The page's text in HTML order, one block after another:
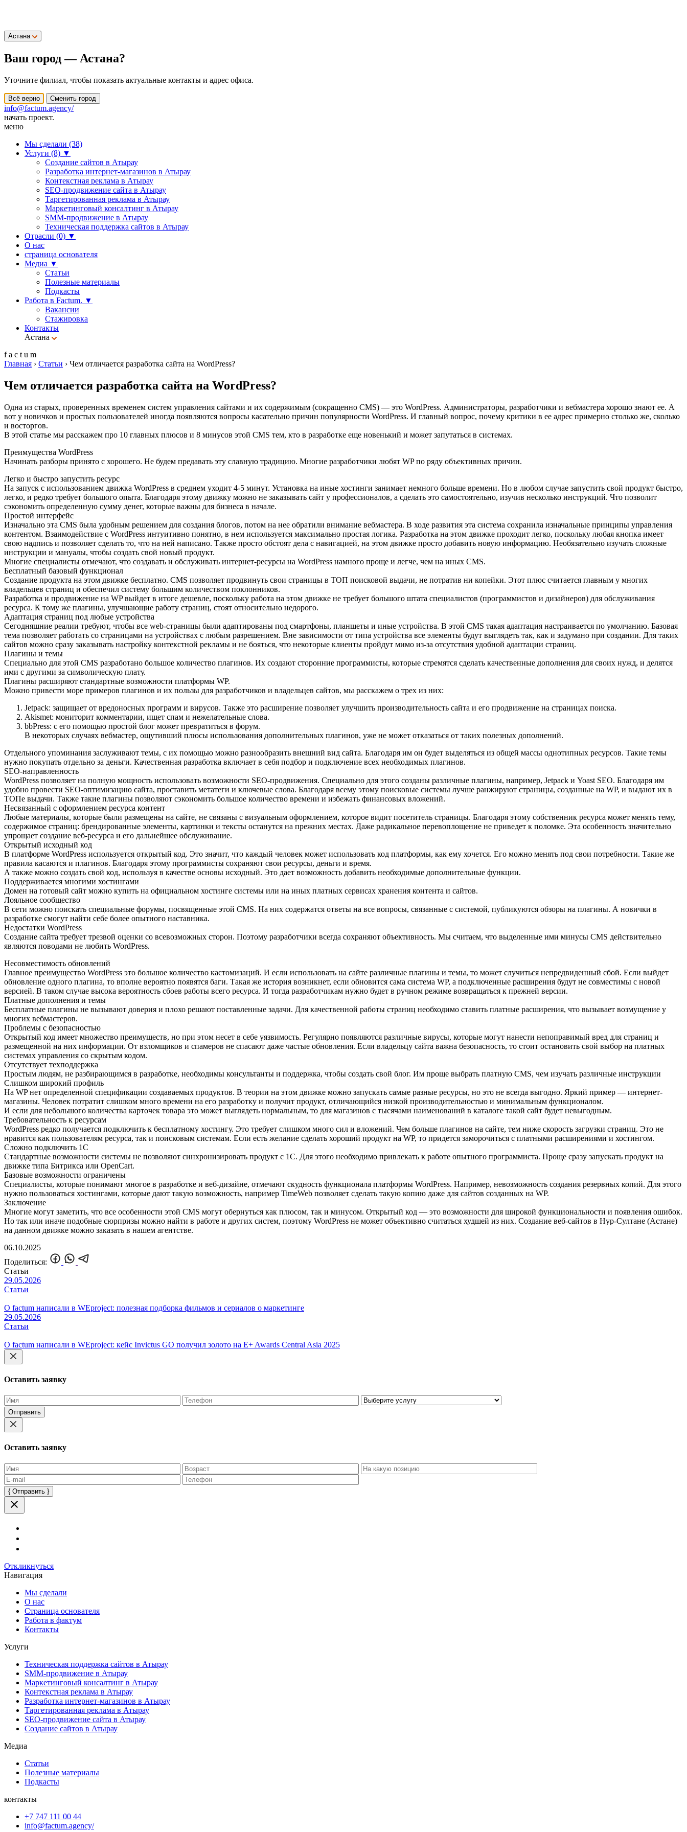
Астана
Ваш город — Астана?
Уточните филиал, чтобы показать актуальные контакты и адрес офиса.
Всё верно Сменить город
info@factum.agency/
начать проект.
меню
Мы сделали (38)
Услуги (8) ▼
Создание сайтов в Атырау
Разработка интернет-магазинов в Атырау
Контекстная реклама в Атырау
SEO-продвижение сайта в Атырау
Таргетированная реклама в Атырау
Маркетинговый консалтинг в Атырау
SMM-продвижение в Атырау
Техническая поддержка сайтов в Атырау
Отрасли (0) ▼
О нас
страница основателя
Медиа ▼
Статьи
Полезные материалы
Подкасты
Работа в Factum. ▼
Вакансии
Стажировка
Контакты
Астана
f a c t u m
Главная › Статьи › Чем отличается разработка сайта на WordPress?
Чем отличается разработка сайта на WordPress?
Одна из старых, проверенных временем систем управления сайтами и их содержимым (сокращенно CMS) — это WordPress. Администраторы, разработчики и вебмастера хорошо знают ее. А
вот у новичков и простых пользователей иногда появляются вопросы касательно причин популярности WordPress. И главный вопрос, почему критики в ее адрес примерно столько же, сколько
и восторгов.
В этой статье мы расскажем про 10 главных плюсов и 8 минусов этой CMS тем, кто в разработке еще новенький и может запутаться в системах.
Преимущества WordPress
Начинать разборы принято с хорошего. Не будем предавать эту славную традицию. Многие разработчики любят WP по ряду объективных причин.
Легко и быстро запустить ресурс
На запуск с использованием движка WordPress в среднем уходит 4-5 минут. Установка на иные хостинги занимает немного больше времени. Но в любом случае запустить свой продукт быстро,
легко, и редко требует большого опыта. Благодаря этому движку можно не заказывать сайт у профессионалов, а сделать это самостоятельно, изучив несколько инструкций. Что позволит
сэкономить определенную сумму денег, которые важны для бизнеса в начале.
Простой интерфейс
Изначально эта CMS была удобным решением для создания блогов, потом на нее обратили внимание вебмастера. В ходе развития эта система сохранила изначальные принципы управления
контентом. Взаимодействие с WordPress интуитивно понятно, в нем используется максимально простая логика. Разработка на этом движке проходит легко, поскольку любая кнопка имеет
свою надпись и позволяет сделать то, что на ней написано. Также просто обстоят дела с навигацией, на этом движке просто добавить новую информацию. Необязательно изучать сложные
инструкции и мануалы, чтобы создать свой новый продукт.
Многие специалисты отмечают, что создавать и обслуживать интернет-ресурсы на WordPress намного проще и легче, чем на иных CMS.
Бесплатный базовый функционал
Создание продукта на этом движке бесплатно. CMS позволяет продвинуть свои страницы в ТОП поисковой выдачи, не потратив ни копейки. Этот плюс считается главным у многих
владельцев страниц и обеспечил систему большим количеством поклонников.
Разработка и продвижение на WP выйдет в итоге дешевле, поскольку работа на этом движке не требует большого штата специалистов (программистов и дизайнеров) для обслуживания
ресурса. К тому же плагины, улучшающие работу страниц, стоят относительно недорого.
Адаптация страниц под любые устройства
Сегодняшние реалии требуют, чтобы все web-страницы были адаптированы под смартфоны, планшеты и иные устройства. В этой CMS такая адаптация настраивается по умолчанию. Базовая
тема позволяет работать со страницами на устройствах с любым разрешением. Вне зависимости от типа устройства все элементы будут выглядеть так, как и задумано при создании. Для таких
сайтов можно сразу заказывать настройку контекстной рекламы и не бояться, что некоторые клиенты пройдут мимо из-за отсутствия удобной адаптации страниц.
Плагины и темы
Специально для этой CMS разработано большое количество плагинов. Их создают сторонние программисты, которые стремятся сделать качественные дополнения для своих нужд, и делятся
ими с другими за символическую плату.
Плагины расширяют стандартные возможности платформы WP.
Можно привести море примеров плагинов и их пользы для разработчиков и владельцев сайтов, мы расскажем о трех из них:
Jetpack: защищает от вредоносных программ и вирусов. Также это расширение позволяет улучшить производительность сайта и его продвижение на страницах поиска.
Akismet: мониторит комментарии, ищет спам и нежелательные слова.
bbPress: с его помощью простой блог может превратиться в форум.
В некоторых случаях вебмастер, ощутивший плюсы использования дополнительных плагинов, уже не может отказаться от таких полезных дополнений.
Отдельного упоминания заслуживают темы, с их помощью можно разнообразить внешний вид сайта. Благодаря им он будет выделяться из общей массы однотипных ресурсов. Такие темы
нужно покупать отдельно за деньги. Качественная разработка включает в себя подбор и подключение всех необходимых плагинов.
SEO-направленность
WordPress позволяет на полную мощность использовать возможности SEO-продвижения. Специально для этого созданы различные плагины, например, Jetpack и Yoast SEO. Благодаря им
удобно провести SEO-оптимизацию сайта, проставить метатеги и ключевые слова. Благодаря всему этому поисковые системы лучше ранжируют страницы, созданные на WP, и выдают их в
ТОПе выдачи. Также такие плагины позволяют сэкономить большое количество времени и избежать финансовых вложений.
Несвязанный с оформлением ресурса контент
Любые материалы, которые были размещены на сайте, не связаны с визуальным оформлением, которое видит посетитель страницы. Благодаря этому собственник ресурса может менять тему,
содержимое страниц: брендированные элементы, картинки и тексты останутся на прежних местах. Даже радикальное перевоплощение не приведет к поломке. Эта особенность значительно
упрощает создание веб-ресурса и его дальнейшее обслуживание.
Открытый исходный код
В платформе WordPress используется открытый код. Это значит, что каждый человек может использовать код платформы, как ему хочется. Его можно менять под свои потребности. Такие же
правила касаются и плагинов. Благодаря этому программисты сохраняют свои ресурсы, деньги и время.
А также можно создать свой код, используя в качестве основы исходный. Это дает возможность добавить необходимые дополнительные функции.
Поддерживается многими хостингами
Домен на готовый сайт можно купить на официальном хостинге системы или на иных платных сервисах хранения контента и сайтов.
Лояльное сообщество
В сети можно поискать специальные форумы, посвященные этой CMS. На них содержатся ответы на все вопросы, связанные с системой, публикуются обзоры на плагины. А новички в
разработке смогут найти себе более опытного наставника.
Недостатки WordPress
Создание сайта требует трезвой оценки со всевозможных сторон. Поэтому разработчики всегда сохраняют объективность. Мы считаем, что выделенные ими минусы CMS действительно
являются поводами не любить WordPress.
Несовместимость обновлений
Главное преимущество WordPress это большое количество кастомизаций. И если использовать на сайте различные плагины и темы, то может случиться непредвиденный сбой. Если выйдет
обновление одного плагина, то вполне вероятно появятся баги. Такая же история возникнет, если обновится сама система WP, а подключенные расширения будут не совместимы с новой
версией. В таком случае высока вероятность сбоев работы всего ресурса. И тогда разработчикам нужно будет в ручном режиме возвращаться к прежней версии.
Платные дополнения и темы
Бесплатные плагины не вызывают доверия и плохо решают поставленные задачи. Для качественной работы страниц необходимо ставить платные расширения, что вызывает возмущение у
многих вебмастеров.
Проблемы с безопасностью
Открытый код имеет множество преимуществ, но при этом несет в себе уязвимость. Регулярно появляются различные вирусы, которые могут нанести непоправимый вред для страниц и
размещенной на них информации. От взломщиков и спамеров не спасают даже частые обновления. Если владельцу сайта важна безопасность, то стоит остановить свой выбор на платных
системах управления со скрытым кодом.
Отсутствует техподдержка
Простым людям, не разбирающимся в разработке, необходимы консультанты и поддержка, чтобы создать свой блог. Им проще выбрать платную CMS, чем изучать различные инструкции
Слишком широкий профиль
На WP нет определенной спецификации создаваемых продуктов. В теории на этом движке можно запускать самые разные ресурсы, но это не всегда выгодно. Яркий пример — интернет-
магазины. Человек потратит слишком много времени на его разработку и получит продукт, отличающийся низкой производительностью и минимальным функционалом.
И если для небольшого количества карточек товара это может выглядеть нормальным, то для магазинов с тысячами наименований в каталоге такой сайт будет невыгодным.
Требовательность к ресурсам
WordPress редко получается подключить к бесплатному хостингу. Это требует слишком много сил и вложений. Чем больше плагинов на сайте, тем ниже скорость загрузки страниц. Это не
нравится как пользователям ресурса, так и поисковым системам. Если есть желание сделать хороший продукт на WP, то придется заморочиться с платными расширениями и хостингом.
Сложно подключить 1C
Стандартные возможности системы не позволяют синхронизировать продукт с 1С. Для этого необходимо привлекать к работе опытного программиста. Проще сразу запускать продукт на
движке типа Битрикса или OpenCart.
Базовые возможности ограничены
Специалисты, которые понимают многое в разработке и веб-дизайне, отмечают скудность функционала платформы WordPress. Например, невозможность создания резервных копий. Для этого
нужно пользоваться хостингами, которые дают такую возможность, например TimeWeb позволяет сделать такую копию даже для сайтов созданных на WP.
Заключение
Многие могут заметить, что все особенности этой CMS могут обернуться как плюсом, так и минусом. Открытый код — это возможности для широкой функциональности и появления ошибок.
Но так или иначе подобные сюрпризы можно найти в работе и других систем, поэтому WordPress не может объективно считаться худшей из них. Создание веб-сайтов в Нур-Султане (Астане)
на данном движке можно заказать в нашем агентстве.
06.10.2025
Поделиться:
Статьи
29.05.2026
Статьи
О factum написали в WEproject: полезная подборка фильмов и сериалов о маркетинге
29.05.2026
Статьи
О factum написали в WEproject: кейс Invictus GO получил золото на E+ Awards Central Asia 2025
Оставить заявку
Оставьте
это
поле
Оставить заявку
Оставьте
это
поле
Откликнуться
Навигация
Мы сделали
О нас
Страница основателя
Работа в фактум
Контакты
Услуги
Техническая поддержка сайтов в Атырау
SMM-продвижение в Атырау
Маркетинговый консалтинг в Атырау
Контекстная реклама в Атырау
Разработка интернет-магазинов в Атырау
Таргетированная реклама в Атырау
SEO-продвижение сайта в Атырау
Создание сайтов в Атырау
Медиа
Статьи
Полезные материалы
Подкасты
контакты
+7 747 111 00 44
info@factum.agency/